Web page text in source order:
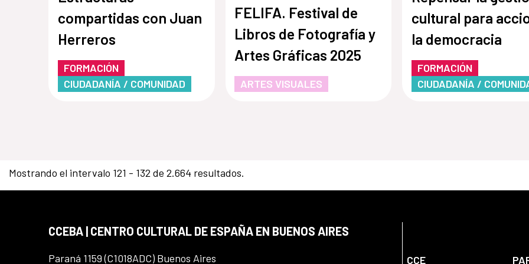
compartidas con Juan
Herreros
FORMACIÓN
CIUDADANÍA / COMUNIDAD
FELIFA. Festival de
Libros de Fotografía y
Artes Gráficas 2025
ARTES VISUALES
cultural para
la democracia
FORMACIÓN
CIUDADANÍA /
Mostrando el intervalo 121 - 132 de 2.664 resultados.
CCEBA | CENTRO CULTURAL DE ESPAÑA EN BUENOS AIRES
Paraná 1159 (C1018ADC) Buenos Aires CCE